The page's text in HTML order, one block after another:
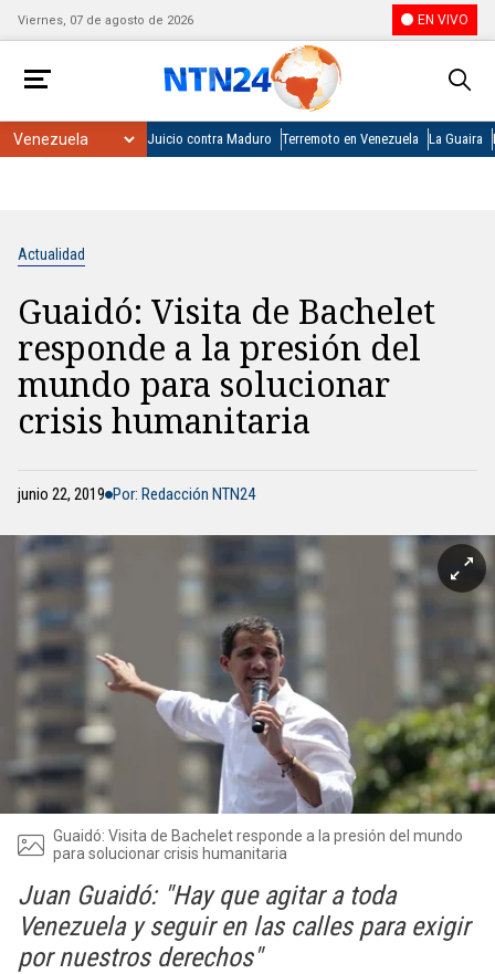
Viernes, 07 de agosto de 2026 EN VIVO
Juicio contra Maduro Terremoto en Venezuela La Guaira
Actualidad
Guaidó: Visita de Bachelet
responde a la presión del
mundo para solucionar
crisis humanitaria
junio 22, 2019 Por: Redacción NTN24
Guaidó: Visita de Bachelet responde a la presión del mundo
para solucionar crisis humanitaria
Juan Guaidó: "Hay que agitar a toda
Venezuela y seguir en las calles para exigir
por nuestros derechos"